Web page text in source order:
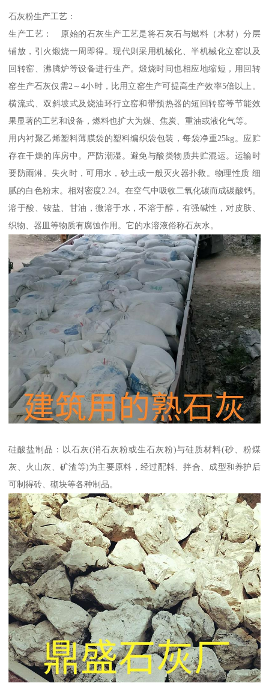
石灰粉生产工艺：
生产工艺： 原始的石灰生产工艺是将石灰石与燃料（木材）分层
铺放，引火煅烧一周即得。现代则采用机械化、半机械化立窑以及
回转窑、沸腾炉等设备进行生产。煅烧时间也相应地缩短，用回转
窑生产石灰仅需2～4小时，比用立窑生产可提高生产效率5倍以上。
横流式、双斜坡式及烧油环行立窑和带预热器的短回转窑等节能效
果显著的工艺和设备，燃料也扩大为煤、焦炭、重油或液化气等。
用内衬聚乙烯塑料薄膜袋的塑料编织袋包装，每袋净重25kg。应贮
存在干燥的库房中。严防潮湿。避免与酸类物质共贮混运。运输时
要防雨淋。失火时，可用水，砂土或一般灭火器扑救。物理性质 细
腻的白色粉末。相对密度2.24。在空气中吸收二氧化碳而成碳酸钙。
溶于酸、铵盐、甘油，微溶于水，不溶于醇，有强碱性，对皮肤、
织物、器皿等物质有腐蚀作用。它的水溶液俗称石灰水。
硅酸盐制品：以石灰(消石灰粉或生石灰粉)与硅质材料(砂、粉煤
灰、火山灰、矿渣等)为主要原料，经过配料、拌合、成型和养护后
可制得砖、砌块等各种制品。